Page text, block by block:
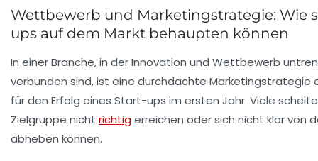
Wettbewerb und Marketingstrategie: Wie
ups auf dem Markt behaupten können
In einer Branche, in der Innovation und Wettbewerb
verbunden sind, ist eine durchdachte Marketingstrategie
für den Erfolg eines Start-ups im ersten Jahr. Viele
Zielgruppe nicht richtigerreichen oder sich nicht klar von
abheben können.